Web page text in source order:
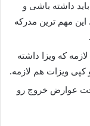
داشته باشی و
مهم ترین مدرکه
که ویزا داشته
ویزات هم لازمه.
عوارض خروج رو